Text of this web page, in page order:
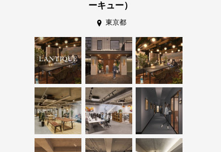
ーキュー）
東京都